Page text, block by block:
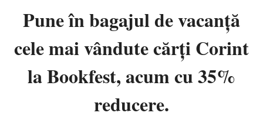
Pune în bagajul de vacanţă
cele mai vândute cărţi Corint
la Bookfest, acum cu 35%
reducere.